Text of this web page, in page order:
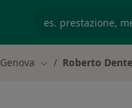
Genova Cambia città
Roberto Dente